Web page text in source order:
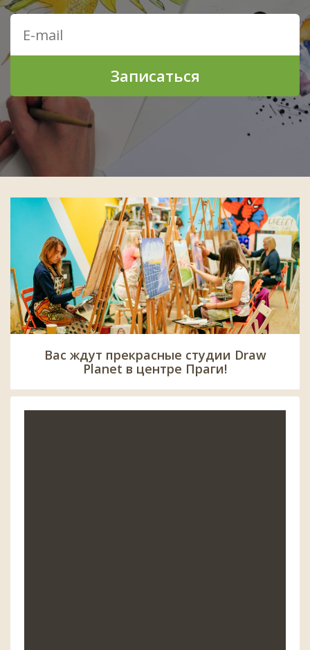
Записаться
Вас ждут прекрасные студии Draw
Planet в центре Праги!